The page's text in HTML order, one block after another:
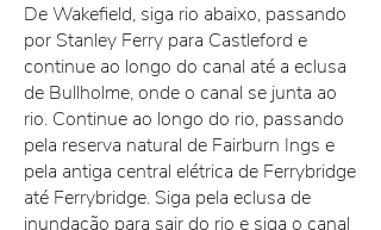
De Wakefield, siga rio abaixo, passando
por Stanley Ferry para Castleford e
continue ao longo do canal até a eclusa
de Bullholme, onde o canal se junta ao
rio. Continue ao longo do rio, passando
pela reserva natural de Fairburn Ings e
pela antiga central elétrica de Ferrybridge
até Ferrybridge. Siga pela eclusa de
inundação para sair do rio e siga o canal